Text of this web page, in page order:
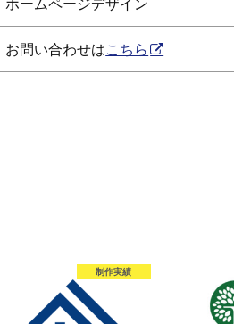
ホームページデザイン
お問い合わせはこちら
制作実績